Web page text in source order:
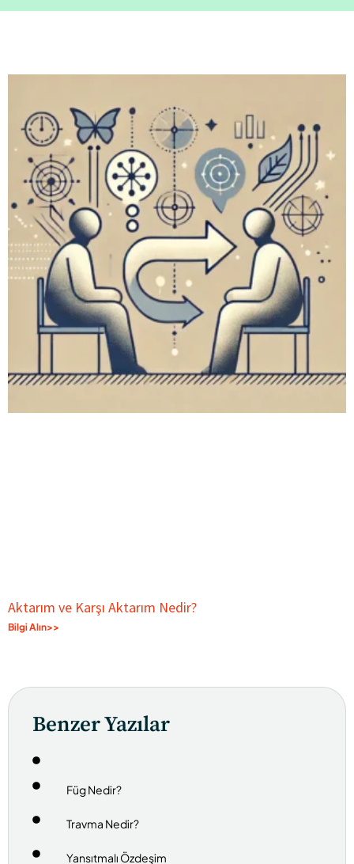
Aktarım ve Karşı Aktarım Nedir?
Bilgi Alın>>
Benzer Yazılar
Füg Nedir?
Travma Nedir?
Yansıtmalı Özdeşim